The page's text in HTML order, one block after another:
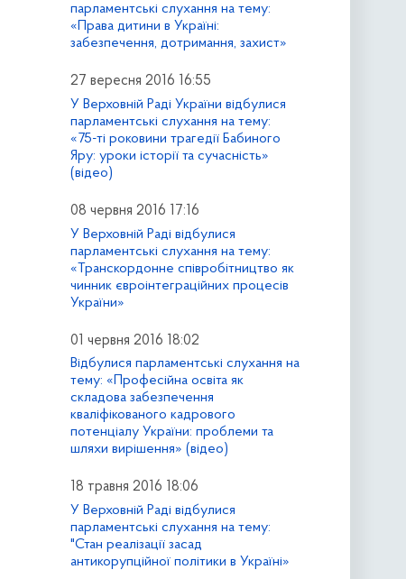
парламентські слухання на тему:
«Права дитини в Україні:
забезпечення, дотримання, захист»
27 вересня 2016 16:55
У Верховній Раді України відбулися
парламентські слухання на тему:
«75-ті роковини трагедії Бабиного
Яру: уроки історії та сучасність»
(відео)
08 червня 2016 17:16
У Верховній Раді відбулися
парламентські слухання на тему:
«Транскордонне співробітництво як
чинник євроінтеграційних процесів
України»
01 червня 2016 18:02
Відбулися парламентські слухання на
тему: «Професійна освіта як
складова забезпечення
кваліфікованого кадрового
потенціалу України: проблеми та
шляхи вирішення» (відео)
18 травня 2016 18:06
У Верховній Раді відбулися
парламентські слухання на тему:
"Стан реалізації засад
антикорупційної політики в Україні»